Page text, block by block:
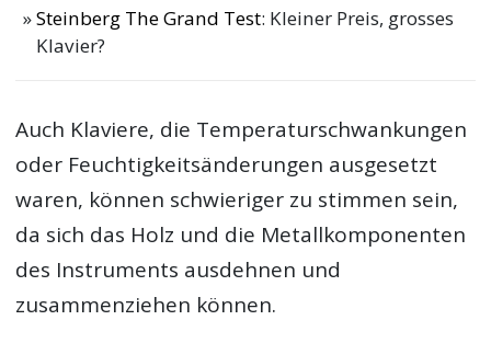
Steinberg The Grand Test: Kleiner Preis, grosses
Klavier?
Auch Klaviere, die Temperaturschwankungen
oder Feuchtigkeitsänderungen ausgesetzt
waren, können schwieriger zu stimmen sein,
da sich das Holz und die Metallkomponenten
des Instruments ausdehnen und
zusammenziehen können.